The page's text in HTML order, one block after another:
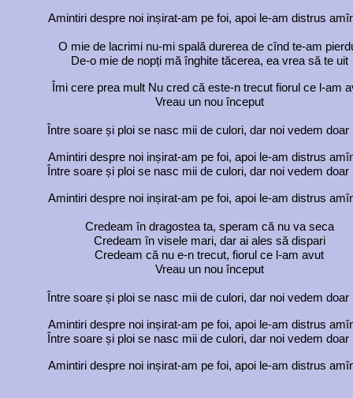
Amintiri despre noi inșirat-am pe foi, apoi le-am distrus
O mie de lacrimi nu-mi spală durerea de cînd te-am
De-o mie de nopți mă înghite tăcerea, ea vrea să te uit
Îmi cere prea mult Nu cred că este-n trecut fiorul ce l-am
Vreau un nou început
Între soare și ploi se nasc mii de culori, dar noi vedem doar
Amintiri despre noi inșirat-am pe foi, apoi le-am distrus
Între soare și ploi se nasc mii de culori, dar noi vedem doar
Amintiri despre noi inșirat-am pe foi, apoi le-am distrus
Credeam în dragostea ta, speram că nu va seca
Credeam în visele mari, dar ai ales să dispari
Credeam că nu e-n trecut, fiorul ce l-am avut
Vreau un nou început
Între soare și ploi se nasc mii de culori, dar noi vedem doar
Amintiri despre noi inșirat-am pe foi, apoi le-am distrus
Între soare și ploi se nasc mii de culori, dar noi vedem doar
Amintiri despre noi inșirat-am pe foi, apoi le-am distrus